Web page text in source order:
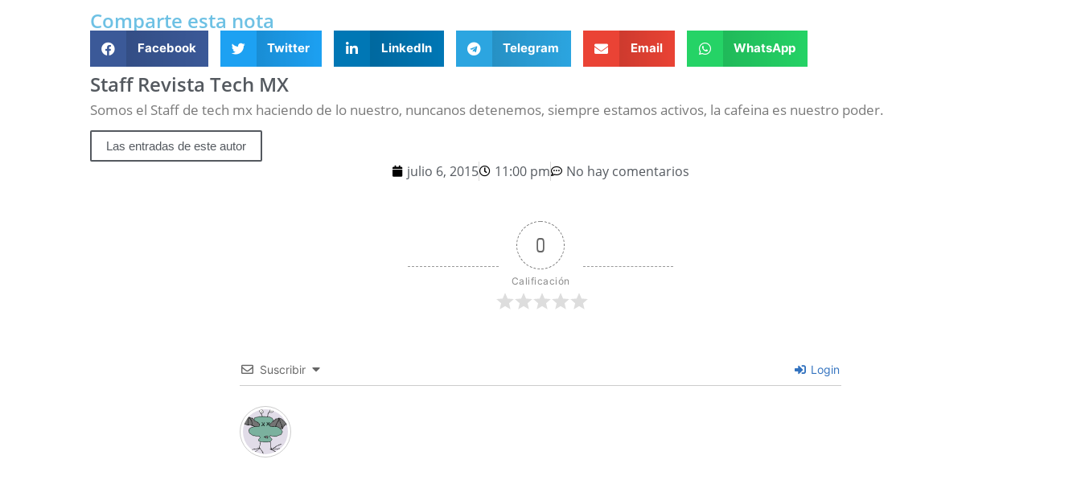
Comparte esta nota
Facebook Twitter LinkedIn Telegram Email WhatsApp
Staff Revista Tech MX
Somos el Staff de tech mx haciendo de lo nuestro, nuncanos detenemos, siempre estamos activos, la cafeina es nuestro poder.
Las entradas de este autor
julio 6, 2015 11:00 pm No hay comentarios
0
Calificación
Suscribir Login